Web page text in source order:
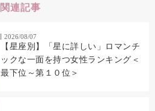
関連記事
2026/08/07
【星座別】「星に詳しい」ロマンチ
ックな一面を持つ女性ランキング＜
最下位～第１０位＞